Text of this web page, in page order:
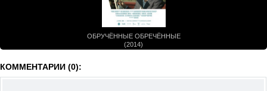
ОБРУЧЁННЫЕ ОБРЕЧЁННЫЕ
(2014)
КОММЕНТАРИИ (0):